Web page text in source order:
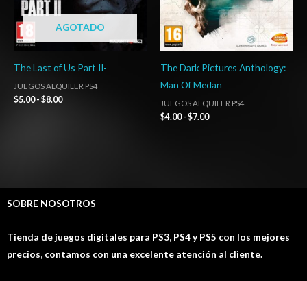
AGOTADO
The Last of Us Part II-
JUEGOS ALQUILER PS4
$5.00 - $8.00
The Dark Pictures Anthology:
Man Of Medan
JUEGOS ALQUILER PS4
$4.00 - $7.00
SOBRE NOSOTROS
Tienda de juegos digitales para PS3, PS4 y PS5 con los mejores
precios, contamos con una excelente atención al cliente.